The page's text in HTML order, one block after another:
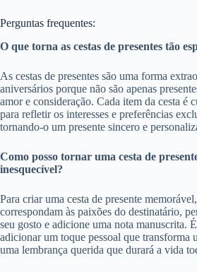
Perguntas frequentes:
O que torna as cestas de presentes tão
As cestas de presentes são uma forma
aniversários porque não são apenas
amor e consideração. Cada item da cesta é
para refletir os interesses e preferências
tornando-o um presente sincero e
Como posso tornar uma cesta de
inesquecível?
Para criar uma cesta de presente
correspondam às paixões do destinatário,
seu gosto e adicione uma nota manuscrita.
adicionar um toque pessoal que transforma
uma lembrança querida que durará a vida